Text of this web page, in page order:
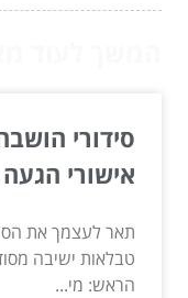
סידורי
אישורי
תאר לעצמך את
טבלאות ישיבה
הראש: מי...